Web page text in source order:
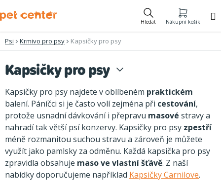
na
Hledat Nákupní košík
Psi Krmivo pro psy Kapsičky pro psy
Kapsičky pro psy
Kapsičky pro psy najdete v oblíbeném praktickém
balení. Páníčci si je často volí zejména při cestování,
protože usnadní dávkování i přepravu masové stravy a
nahradí tak větší psí konzervy. Kapsičky pro psy zpestří
méně rozmanitou suchou stravu a zároveň je můžete
využít jako pamlsky za odměnu. Každá kapsička pro psy
zpravidla obsahuje maso ve vlastní šťávě. Z naší
nabídky doporučujeme například Kapsičky Carnilove.